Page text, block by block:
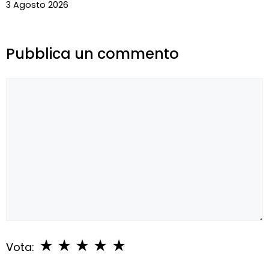
3 Agosto 2026
Pubblica un commento
Vota: ★
★
★
★
★